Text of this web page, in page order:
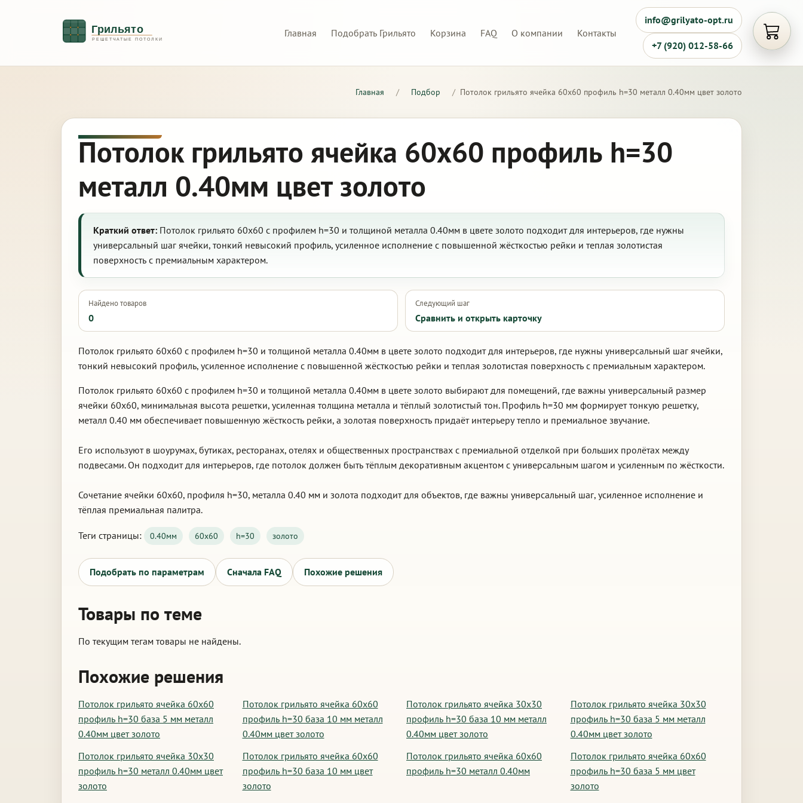
Главная Подобрать Грильято Корзина FAQ О компании Контакты
info@grilyato-opt.ru
+7 (920) 012-58-66
Главная / Подбор / Потолок грильято ячейка 60х60 профиль h=30 металл 0.40мм цвет золото
Потолок грильято ячейка 60х60 профиль h=30
металл 0.40мм цвет золото
Краткий ответ: Потолок грильято 60х60 с профилем h=30 и толщиной металла 0.40мм в цвете золото подходит для интерьеров, где нужны
универсальный шаг ячейки, тонкий невысокий профиль, усиленное исполнение с повышенной жёсткостью рейки и теплая золотистая
поверхность с премиальным характером.
Найдено товаров
0
Следующий шаг
Сравнить и открыть карточку
Потолок грильято 60х60 с профилем h=30 и толщиной металла 0.40мм в цвете золото подходит для интерьеров, где нужны универсальный шаг ячейки,
тонкий невысокий профиль, усиленное исполнение с повышенной жёсткостью рейки и теплая золотистая поверхность с премиальным характером.
Потолок грильято 60х60 с профилем h=30 и толщиной металла 0.40мм в цвете золото выбирают для помещений, где важны универсальный размер
ячейки 60х60, минимальная высота решетки, усиленная толщина металла и тёплый золотистый тон. Профиль h=30 мм формирует тонкую решетку,
металл 0.40 мм обеспечивает повышенную жёсткость рейки, а золотая поверхность придаёт интерьеру тепло и премиальное звучание.
Его используют в шоурумах, бутиках, ресторанах, отелях и общественных пространствах с премиальной отделкой при больших пролётах между
подвесами. Он подходит для интерьеров, где потолок должен быть тёплым декоративным акцентом с универсальным шагом и усиленным по жёсткости.
Сочетание ячейки 60х60, профиля h=30, металла 0.40 мм и золота подходит для объектов, где важны универсальный шаг, усиленное исполнение и
тёплая премиальная палитра.
Теги страницы: 0.40мм 60х60 h=30 золото
Подобрать по параметрам Сначала FAQ Похожие решения
Товары по теме
По текущим тегам товары не найдены.
Похожие решения
Потолок грильято ячейка 60х60
профиль h=30 база 5 мм металл
0.40мм цвет золото
Потолок грильято ячейка 60х60
профиль h=30 база 10 мм металл
0.40мм цвет золото
Потолок грильято ячейка 30х30
профиль h=30 база 10 мм металл
0.40мм цвет золото
Потолок грильято ячейка 30х30
профиль h=30 база 5 мм металл
0.40мм цвет золото
Потолок грильято ячейка 30х30
профиль h=30 металл 0.40мм цвет
золото
Потолок грильято ячейка 60х60
профиль h=30 база 10 мм цвет
золото
Потолок грильято ячейка 60х60
профиль h=30 металл 0.40мм
Потолок грильято ячейка 60х60
профиль h=30 база 5 мм цвет
золото
Открыть